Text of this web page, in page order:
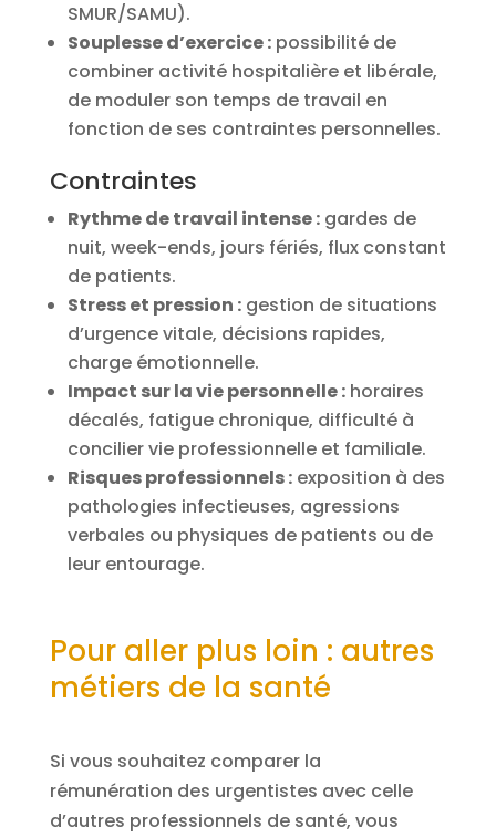
SMUR/SAMU).
Souplesse d’exercice :possibilité de
combiner activité hospitalière et libérale,
de moduler son temps de travail en
fonction de ses contraintes personnelles.
Contraintes
Rythme de travail intense :gardes de
nuit, week-ends, jours fériés, flux constant
de patients.
Stress et pression :gestion de situations
d’urgence vitale, décisions rapides,
charge émotionnelle.
Impact sur la vie personnelle :horaires
décalés, fatigue chronique, difficulté à
concilier vie professionnelle et familiale.
Risques professionnels :exposition à des
pathologies infectieuses, agressions
verbales ou physiques de patients ou de
leur entourage.
Pour aller plus loin : autres
métiers de la santé
Si vous souhaitez comparer la
rémunération des urgentistes avec celle
d’autres professionnels de santé, vous